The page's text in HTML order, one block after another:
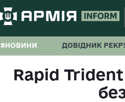
#НОВИНИ ДОВІДНИК
Rapid